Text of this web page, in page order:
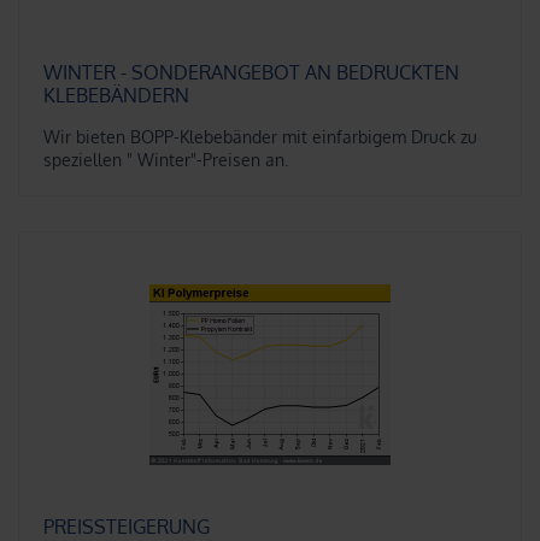
WINTER - SONDERANGEBOT AN BEDRUCKTEN
KLEBEBÄNDERN
Wir bieten BOPP-Klebebänder mit einfarbigem Druck zu
speziellen " Winter"-Preisen an.
PREISSTEIGERUNG